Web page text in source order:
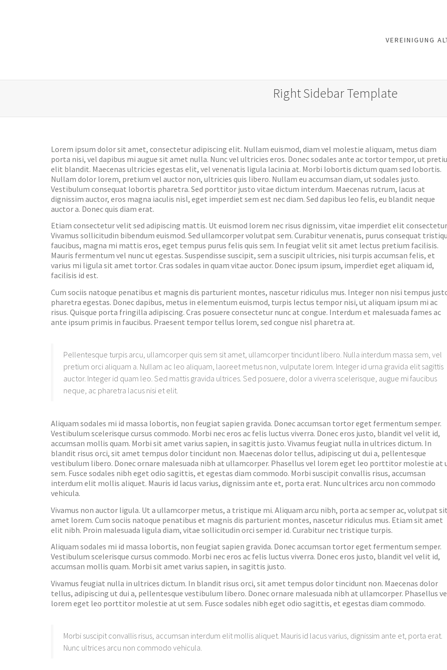
VEREINIGUNG
Right Sidebar Template
Lorem ipsum dolor sit amet, consectetur adipiscing elit. Nullam euismod, diam vel molestie aliquam, metus diam
porta nisi, vel dapibus mi augue sit amet nulla. Nunc vel ultricies eros. Donec sodales ante ac tortor tempor, ut
elit blandit. Maecenas ultricies egestas elit, vel venenatis ligula lacinia at. Morbi lobortis dictum quam sed lobortis.
Nullam dolor lorem, pretium vel auctor non, ultricies quis libero. Nullam eu accumsan diam, ut sodales justo.
Vestibulum consequat lobortis pharetra. Sed porttitor justo vitae dictum interdum. Maecenas rutrum, lacus at
dignissim auctor, eros magna iaculis nisl, eget imperdiet sem est nec diam. Sed dapibus leo felis, eu blandit neque
auctor a. Donec quis diam erat.
Etiam consectetur velit sed adipiscing mattis. Ut euismod lorem nec risus dignissim, vitae imperdiet elit
Vivamus sollicitudin bibendum euismod. Sed ullamcorper volutpat sem. Curabitur venenatis, purus consequat
faucibus, magna mi mattis eros, eget tempus purus felis quis sem. In feugiat velit sit amet lectus pretium facilisis.
Mauris fermentum vel nunc ut egestas. Suspendisse suscipit, sem a suscipit ultricies, nisi turpis accumsan felis, et
varius mi ligula sit amet tortor. Cras sodales in quam vitae auctor. Donec ipsum ipsum, imperdiet eget aliquam id,
facilisis id est.
Cum sociis natoque penatibus et magnis dis parturient montes, nascetur ridiculus mus. Integer non nisi tempus
pharetra egestas. Donec dapibus, metus in elementum euismod, turpis lectus tempor nisi, ut aliquam ipsum mi ac
risus. Quisque porta fringilla adipiscing. Cras posuere consectetur nunc at congue. Interdum et malesuada fames ac
ante ipsum primis in faucibus. Praesent tempor tellus lorem, sed congue nisl pharetra at.
Pellentesque turpis arcu, ullamcorper quis sem sit amet, ullamcorper tincidunt libero. Nulla interdum massa sem, vel
pretium orci aliquam a. Nullam ac leo aliquam, laoreet metus non, vulputate lorem. Integer id urna gravida elit sagittis
auctor. Integer id quam leo. Sed mattis gravida ultrices. Sed posuere, dolor a viverra scelerisque, augue mi faucibus
neque, ac pharetra lacus nisi et elit.
Aliquam sodales mi id massa lobortis, non feugiat sapien gravida. Donec accumsan tortor eget fermentum semper.
Vestibulum scelerisque cursus commodo. Morbi nec eros ac felis luctus viverra. Donec eros justo, blandit vel velit id,
accumsan mollis quam. Morbi sit amet varius sapien, in sagittis justo. Vivamus feugiat nulla in ultrices dictum. In
blandit risus orci, sit amet tempus dolor tincidunt non. Maecenas dolor tellus, adipiscing ut dui a, pellentesque
vestibulum libero. Donec ornare malesuada nibh at ullamcorper. Phasellus vel lorem eget leo porttitor molestie at
sem. Fusce sodales nibh eget odio sagittis, et egestas diam commodo. Morbi suscipit convallis risus, accumsan
interdum elit mollis aliquet. Mauris id lacus varius, dignissim ante et, porta erat. Nunc ultrices arcu non commodo
vehicula.
Vivamus non auctor ligula. Ut a ullamcorper metus, a tristique mi. Aliquam arcu nibh, porta ac semper ac, volutpat sit
amet lorem. Cum sociis natoque penatibus et magnis dis parturient montes, nascetur ridiculus mus. Etiam sit amet
elit nibh. Proin malesuada ligula diam, vitae sollicitudin orci semper id. Curabitur nec tristique turpis.
Aliquam sodales mi id massa lobortis, non feugiat sapien gravida. Donec accumsan tortor eget fermentum semper.
Vestibulum scelerisque cursus commodo. Morbi nec eros ac felis luctus viverra. Donec eros justo, blandit vel velit id,
accumsan mollis quam. Morbi sit amet varius sapien, in sagittis justo.
Vivamus feugiat nulla in ultrices dictum. In blandit risus orci, sit amet tempus dolor tincidunt non. Maecenas dolor
tellus, adipiscing ut dui a, pellentesque vestibulum libero. Donec ornare malesuada nibh at ullamcorper. Phasellus
lorem eget leo porttitor molestie at ut sem. Fusce sodales nibh eget odio sagittis, et egestas diam commodo.
Morbi suscipit convallis risus, accumsan interdum elit mollis aliquet. Mauris id lacus varius, dignissim ante et, porta erat.
Nunc ultrices arcu non commodo vehicula.